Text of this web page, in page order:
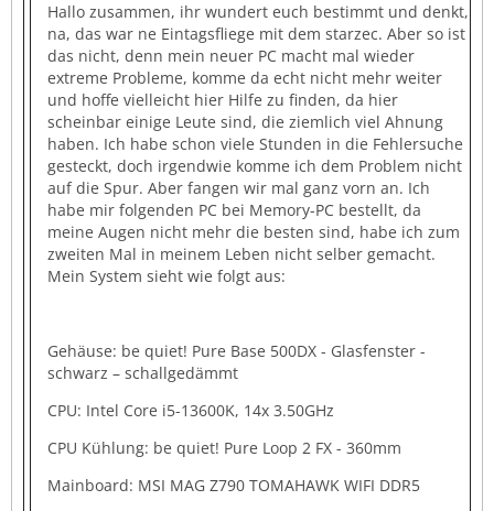
Hallo zusammen, ihr wundert euch bestimmt und denkt,
na, das war ne Eintagsfliege mit dem starzec. Aber so ist
das nicht, denn mein neuer PC macht mal wieder
extreme Probleme, komme da echt nicht mehr weiter
und hoffe vielleicht hier Hilfe zu finden, da hier
scheinbar einige Leute sind, die ziemlich viel Ahnung
haben. Ich habe schon viele Stunden in die Fehlersuche
gesteckt, doch irgendwie komme ich dem Problem nicht
auf die Spur. Aber fangen wir mal ganz vorn an. Ich
habe mir folgenden PC bei Memory-PC bestellt, da
meine Augen nicht mehr die besten sind, habe ich zum
zweiten Mal in meinem Leben nicht selber gemacht.
Mein System sieht wie folgt aus:
Gehäuse: be quiet! Pure Base 500DX - Glasfenster -
schwarz – schallgedämmt
CPU: Intel Core i5-13600K, 14x 3.50GHz
CPU Kühlung: be quiet! Pure Loop 2 FX - 360mm
Mainboard: MSI MAG Z790 TOMAHAWK WIFI DDR5